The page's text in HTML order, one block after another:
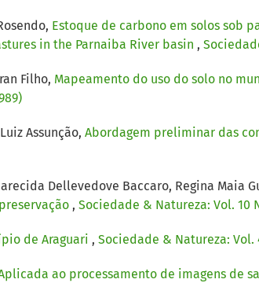
Estoque de carbono em solos sob
in the Parnaiba River basin ,
Filho, Mapeamento do uso do solo no
Assunção, Abordagem preliminar das
Dellevedove Baccaro, Regina Maia
, Sociedade & Natureza: Vol. 10
de Araguari , Sociedade & Natureza: Vol.
ao processamento de imagens de